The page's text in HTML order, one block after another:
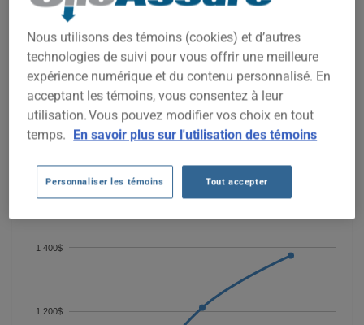
COÛTS D'ASSURANCE AUTO
CADILLAC XTS 2018 DEPUIS 2021.
Nous n'avons pas encore suffisamment de données
d'assurance auto pour ce véhicule.
Essayez un autre modèle ou une autre année, ou
commencez une soumission pour un prix personnalisé.
CADILLAC XTS 2018, il est plus important que jamais de
comparer les options disponibles.
1 200$
1 400$
Nous utilisons des témoins (cookies) et d’autres
technologies de suivi pour vous offrir une meilleure
expérience numérique et du contenu personnalisé. En
acceptant les témoins, vous consentez à leur
utilisation. Vous pouvez modifier vos choix en tout
temps. En savoir plus sur l'utilisation des témoins
Personnaliser les témoins Tout accepter